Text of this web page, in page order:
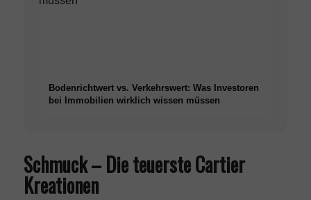
Bodenrichtwert vs. Verkehrswert: Was Investoren
bei Immobilien wirklich wissen müssen
Schmuck – Die teuerste Cartier
Kreationen